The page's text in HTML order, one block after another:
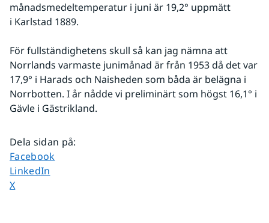
månadsmedeltemperatur i juni är 19,2° uppmätt
i Karlstad 1889.
För fullständighetens skull så kan jag nämna att
Norrlands varmaste junimånad är från 1953 då det var
17,9° i Harads och Naisheden som båda är belägna i
Norrbotten. I år nådde vi preliminärt som högst 16,1° i
Gävle i Gästrikland.
Dela sidan på:
Dela sidan på
Facebook
Dela sidan på
LinkedIn
Dela sidan på
X